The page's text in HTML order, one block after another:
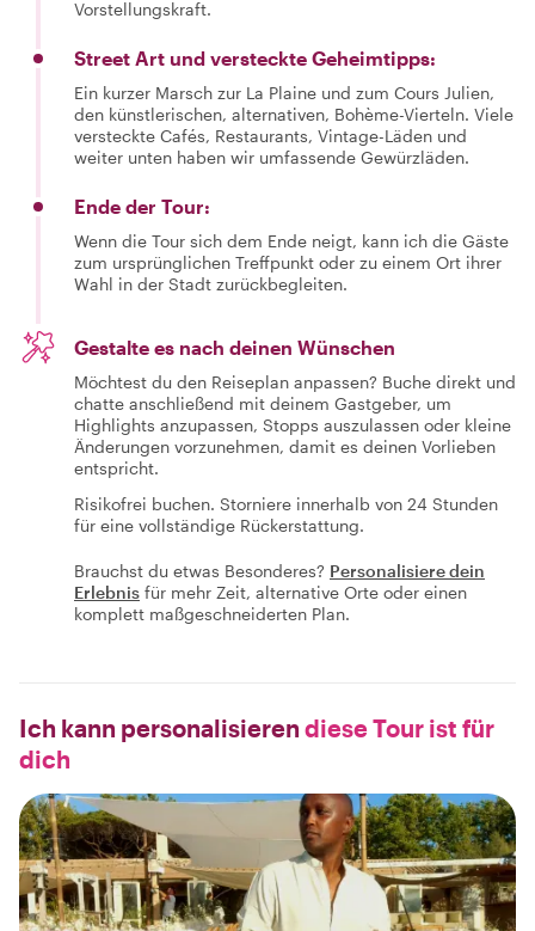
Vorstellungskraft.
Street Art und versteckte Geheimtipps:
Ein kurzer Marsch zur La Plaine und zum Cours Julien,
den künstlerischen, alternativen, Bohème-Vierteln. Viele
versteckte Cafés, Restaurants, Vintage-Läden und
weiter unten haben wir umfassende Gewürzläden.
Ende der Tour:
Wenn die Tour sich dem Ende neigt, kann ich die Gäste
zum ursprünglichen Treffpunkt oder zu einem Ort ihrer
Wahl in der Stadt zurückbegleiten.
Gestalte es nach deinen Wünschen
Möchtest du den Reiseplan anpassen? Buche direkt und
chatte anschließend mit deinem Gastgeber, um
Highlights anzupassen, Stopps auszulassen oder kleine
Änderungen vorzunehmen, damit es deinen Vorlieben
entspricht.
Risikofrei buchen. Storniere innerhalb von 24 Stunden
für eine vollständige Rückerstattung.
Brauchst du etwas Besonderes? Personalisiere dein
Erlebnis für mehr Zeit, alternative Orte oder einen
komplett maßgeschneiderten Plan.
Ich kann personalisieren diese Tour ist für
dich